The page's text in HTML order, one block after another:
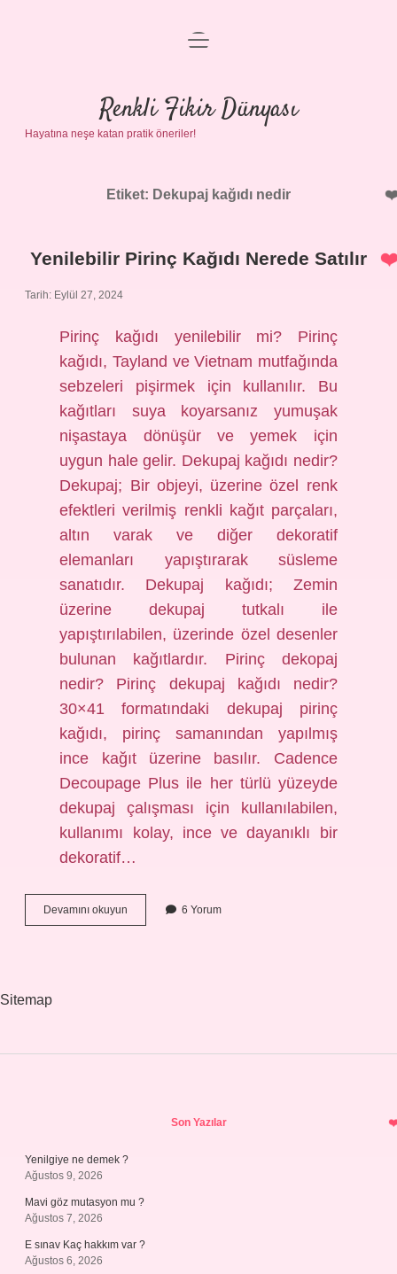
Anasayfa
Gizlilik Politikası
Yasal Uyarı
menüyü
Renkli Fikir Dünyası
Hayatına neşe katan pratik öneriler!
Etiket: Dekupaj kağıdı nedir
Yenilebilir Pirinç Kağıdı Nerede Satılır
Tarih: Eylül 27, 2024
Pirinç kağıdı yenilebilir mi? Pirinç
kağıdı, Tayland ve Vietnam mutfağında
sebzeleri pişirmek için kullanılır. Bu
kağıtları suya koyarsanız yumuşak
nişastaya dönüşür ve yemek için
uygun hale gelir. Dekupaj kağıdı nedir?
Dekupaj; Bir objeyi, üzerine özel renk
efektleri verilmiş renkli kağıt parçaları,
altın varak ve diğer dekoratif
elemanları yapıştırarak süsleme
sanatıdır. Dekupaj kağıdı; Zemin
üzerine dekupaj tutkalı ile
yapıştırılabilen, üzerinde özel desenler
bulunan kağıtlardır. Pirinç dekopaj
nedir? Pirinç dekupaj kağıdı nedir?
30×41 formatındaki dekupaj pirinç
kağıdı, pirinç samanından yapılmış
ince kağıt üzerine basılır. Cadence
Decoupage Plus ile her türlü yüzeyde
dekupaj çalışması için kullanılabilen,
kullanımı kolay, ince ve dayanıklı bir
dekoratif…
Devamını okuyun Yenilebilir
Pirinç
6 Yorum
Sitemap
Son Yazılar
Yenilgiye ne demek ?
Ağustos 9, 2026
Mavi göz mutasyon mu ?
Ağustos 7, 2026
E sınav Kaç hakkım var ?
Ağustos 6, 2026